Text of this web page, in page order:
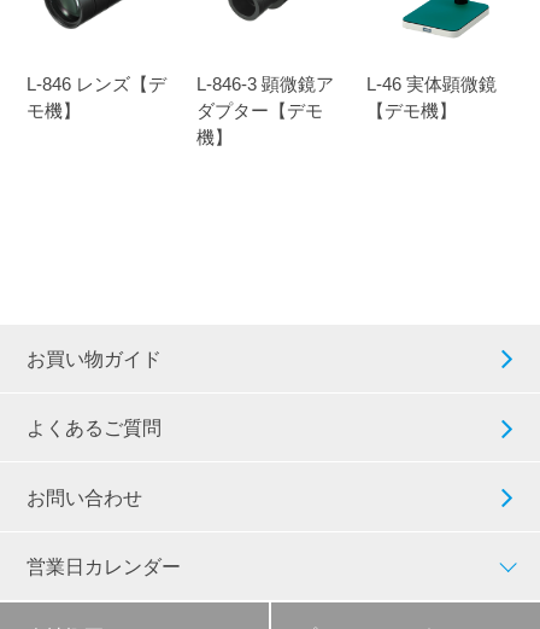
L-846 レンズ【デ
モ機】
L-846-3 顕微鏡ア
ダプター【デモ
機】
L-46 実体顕微鏡
【デモ機】
お買い物ガイド
よくあるご質問
お問い合わせ
営業日カレンダー